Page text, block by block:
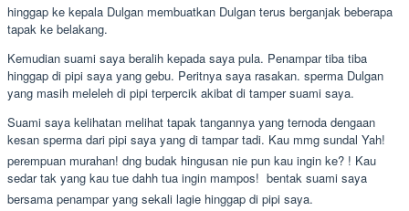
hinggap ke kepala Dulgan membuatkan Dulgan terus berganjak beberapa
tapak ke belakang.
Kemudian suami saya beralih kepada saya pula. Penampar tiba tiba
hinggap di pipi saya yang gebu. Peritnya saya rasakan. sperma Dulgan
yang masih meleleh di pipi terpercik akibat di tamper suami saya.
Suami saya kelihatan melihat tapak tangannya yang ternoda dengaan
kesan sperma dari pipi saya yang di tampar tadi. Kau mmg sundal Yah!
perempuan murahan! dng budak hingusan nie pun kau ingin ke? ! Kau
sedar tak yang kau tue dahh tua ingin mampos!  bentak suami saya
bersama penampar yang sekali lagie hinggap di pipi saya.